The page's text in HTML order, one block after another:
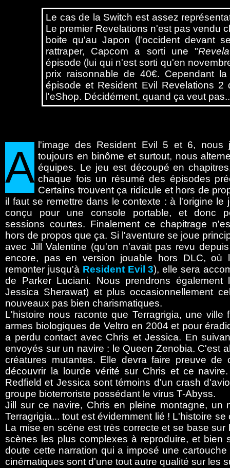
Le cas de la Switch est assez
Le premier Revelations n'est pas vendu
boite qu'au Japon (l'occident devant
rattraper, Capcom a sorti une "
épisode (lui qui n'est sorti qu'en
prix raisonnable de 40€. Cependant
épisode et Resident Evil Revelations 2
l'eShop. Décidément, quand ça veut
A l'image des Resident Evil 5 et 6, nous
toujours en binôme et surtout, nous
équipes. Le jeu est découpé en
chaque fois un résumé des épisodes
Certains trouvent ça ridicule et hors de
il faut se remettre dans le contexte : à l'origine le
conçu pour une console portable, et donc
sessions courtes. Finalement ce chapitrage
hors de propos que ça. Si l'aventure se joue
avec Jill Valentine (qu'on n'avait pas revu
encore, pas en version jouable hors DLC, où
remonter jusqu'à Resident Evil 3), elle sera
de Parker Luciani. Nous prendrons
Jessica Sherawat) et plus occasionnellement
nouveaux pas bien charismatiques.
L'histoire nous raconte que Terragrigia, une
armes biologiques de Veltro en 2004 et pour
a perdu contact avec Chris et Jessica. En
envoyés sur un navire : le Queen Zenobia. C'est
créatures mutantes. Elle devra faire preuve
découvrir la lourde vérité sur Chris et ce
Redfield et Jessica sont témoins d'un crash
groupe bioterroriste possédant le virus T-Abyss.
Jill sur ce navire, Chris en pleine montagne, un
Terragrigia... tout est évidemment lié ! L'histoire
La mise en scène est très correcte et se base
scènes les plus complexes à reproduire, et
doute cette narration qui a imposé une
cinématiques sont d'une tout autre qualité sur les